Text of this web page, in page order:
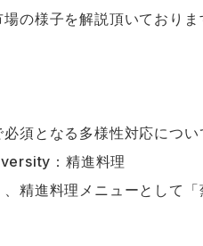
の様子を解説頂いておりま
須となる多様性対応につい
：精進料理
、精進料理メニューとして